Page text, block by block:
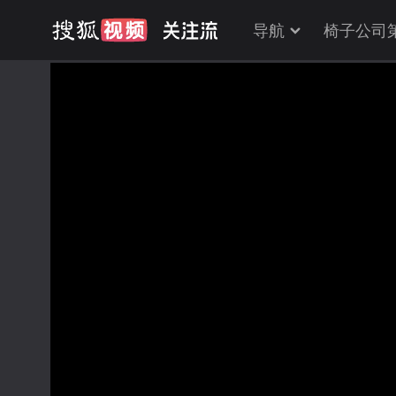
导航 椅子公司